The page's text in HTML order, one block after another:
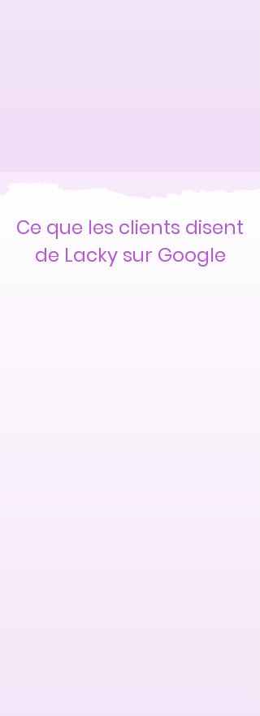
Ce que les clients disent
de Lacky sur Google